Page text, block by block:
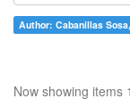
Author: Cabanillas
Now showing items